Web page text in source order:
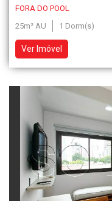
FORA DO POOL
25m² AU
1 Dorm(s)
Ver Imóvel